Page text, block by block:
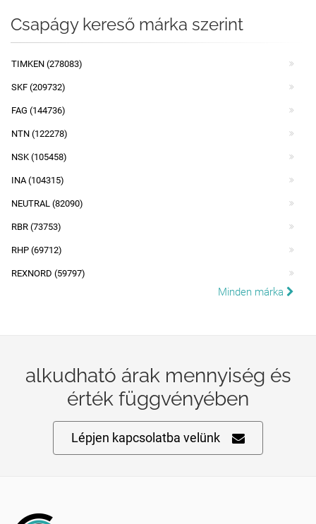
Csapágy kereső márka szerint
TIMKEN (278083)
SKF (209732)
FAG (144736)
NTN (122278)
NSK (105458)
INA (104315)
NEUTRAL (82090)
RBR (73753)
RHP (69712)
REXNORD (59797)
Minden márka
alkudható árak mennyiség és
érték függvényében
Lépjen kapcsolatba velünk